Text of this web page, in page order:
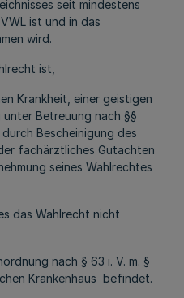
seit mindestens
ist und in das
wird.
ist,
Krankheit, einer geistigen
Betreuung nach §§
Bescheinigung des
fachärztliches Gutachten
seines Wahlrechtes
das Wahlrecht nicht
nach § 63 i. V. m. §
Krankenhaus befindet.